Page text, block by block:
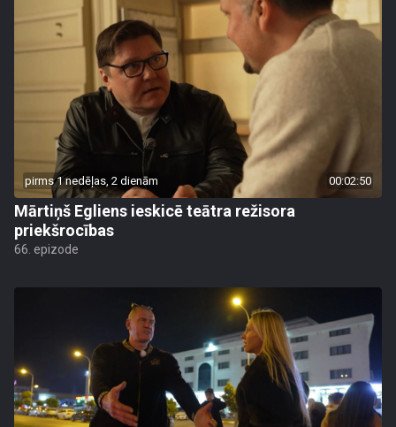
pirms 1 nedēļas, 2 dienām 00:02:50
Mārtiņš Egliens ieskicē teātra režisora
priekšrocības
66. epizode